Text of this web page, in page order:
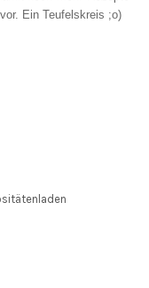
Ein Teufelskreis ;o)